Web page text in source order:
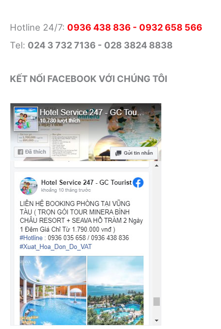
Hotline 24/7: 0936 438 836 - 0932 658 566
Tel: 024 3 732 7136 - 028 3824 8838
KẾT NỐI FACEBOOK VỚI CHÚNG TÔI